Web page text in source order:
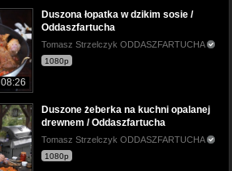
08:26
Duszona łopatka w dzikim sosie /
Oddaszfartucha
Tomasz Strzelczyk ODDASZFARTUCHA
1080p
Duszone żeberka na kuchni opalanej
drewnem / Oddaszfartucha
Tomasz Strzelczyk ODDASZFARTUCHA
1080p